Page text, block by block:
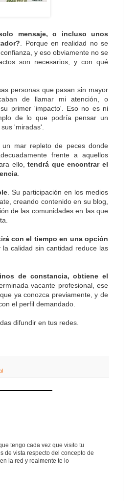
mensaje, o incluso unos
. Porque en realidad no se
y eso obviamente no se
son necesarios, y con qué
personas que pasan sin mayor
de llamar mi atención, o
primer 'impacto'. Eso no es ni
de lo que podría pensar un
'miradas'.
mar repleto de peces donde
frente a aquellos
ello,tendrá que encontrar el
. Su participación en los medios
creando contenido en su blog,
de las comunidades en las que
con el tiempo en una opción
la calidad sin cantidad reduce las
de constancia, obtiene el
vacante profesional, ese
ya conozca previamente, y de
el perfil demandado.
difundir en tus redes.
tengo cada vez que visito tu
de vista respecto del concepto de
la red y realmente te lo